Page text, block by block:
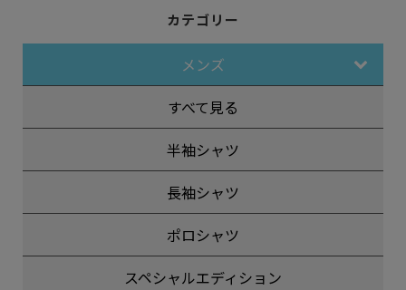
カテゴリー
メンズ
すべて見る
半袖シャツ
長袖シャツ
ポロシャツ
スペシャルエディション